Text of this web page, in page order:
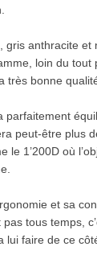
gris anthracite et
loin du tout
très bonne
parfaitement
peut-être plus
le 1’200D où
et sa
pas tous temps,
lui faire de ce